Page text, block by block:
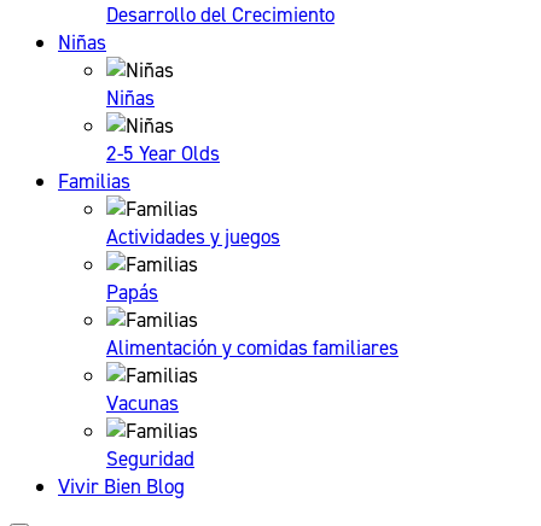
Desarrollo del Crecimiento
Niñas
Niñas
2-5 Year Olds
Familias
Actividades y juegos
Papás
Alimentación y comidas familiares
Vacunas
Seguridad
Vivir Bien Blog